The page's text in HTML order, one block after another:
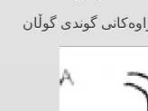
گوندی گوڵان